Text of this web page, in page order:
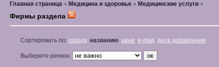
Главная страница Медицина и здоровье Медицинские услуги
Фирмы раздела
Сортировать по: городу названию цене e-mail дате добавления
Выберите регион: